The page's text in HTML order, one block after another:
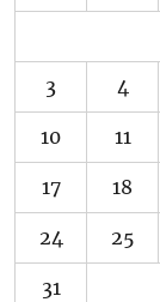
3 4
10 11
17 18
24 25
31